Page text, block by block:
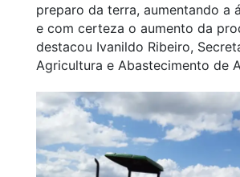
preparo da terra, aumentando a
e com certeza o aumento da
destacou Ivanildo Ribeiro,
Agricultura e Abastecimento de